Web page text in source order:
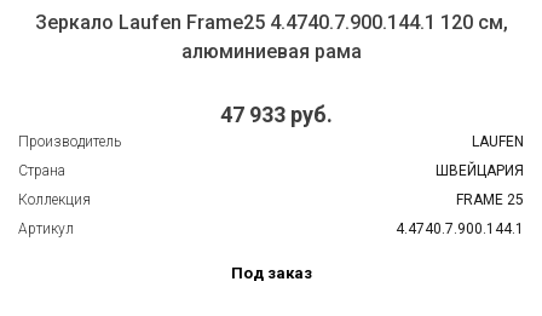
Зеркало Laufen Frame25 4.4740.7.900.144.1 120 см,
алюминиевая рама
47 933 руб.
Производитель
LAUFEN
Страна
ШВЕЙЦАРИЯ
Коллекция
FRAME 25
Артикул
4.4740.7.900.144.1
Под заказ